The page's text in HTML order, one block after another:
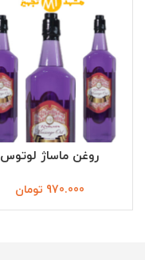
روغن ماساژ لوتوس
970.000 تومان